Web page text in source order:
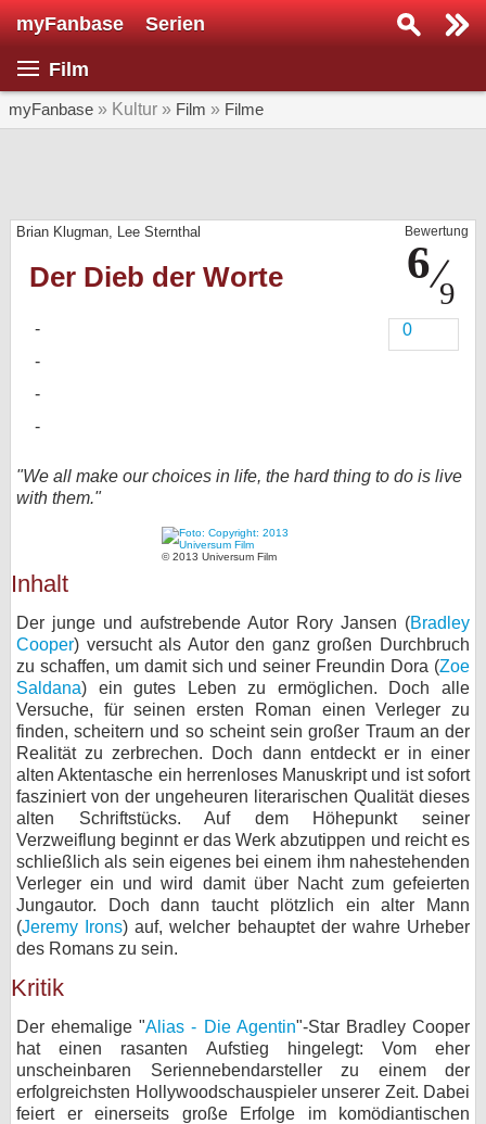
myFanbase Serien
Film
myFanbase » Kultur » Film » Filme
Bewertung
Brian Klugman, Lee Sternthal
Der Dieb der Worte
0
"We all make our choices in life, the hard thing to do is live
with them."
© 2013 Universum Film
Inhalt
Der junge und aufstrebende Autor Rory Jansen (Bradley
Cooper) versucht als Autor den ganz großen Durchbruch
zu schaffen, um damit sich und seiner Freundin Dora (Zoe
Saldana) ein gutes Leben zu ermöglichen. Doch alle
Versuche, für seinen ersten Roman einen Verleger zu
finden, scheitern und so scheint sein großer Traum an der
Realität zu zerbrechen. Doch dann entdeckt er in einer
alten Aktentasche ein herrenloses Manuskript und ist sofort
fasziniert von der ungeheuren literarischen Qualität dieses
alten Schriftstücks. Auf dem Höhepunkt seiner
Verzweiflung beginnt er das Werk abzutippen und reicht es
schließlich als sein eigenes bei einem ihm nahestehenden
Verleger ein und wird damit über Nacht zum gefeierten
Jungautor. Doch dann taucht plötzlich ein alter Mann
(Jeremy Irons) auf, welcher behauptet der wahre Urheber
des Romans zu sein.
Kritik
Der ehemalige "Alias - Die Agentin"-Star Bradley Cooper
hat einen rasanten Aufstieg hingelegt: Vom eher
unscheinbaren Seriennebendarsteller zu einem der
erfolgreichsten Hollywoodschauspieler unserer Zeit. Dabei
feiert er einerseits große Erfolge im komödiantischen
Serie suchen...
SERIEN
Veranstaltungen
Forum
bei Facebook
Kontakt
Nutzungsbedingungen
Datenschutz
Cookie-Einstellungen
Impressum
Desktop-Ansicht
myFanbase